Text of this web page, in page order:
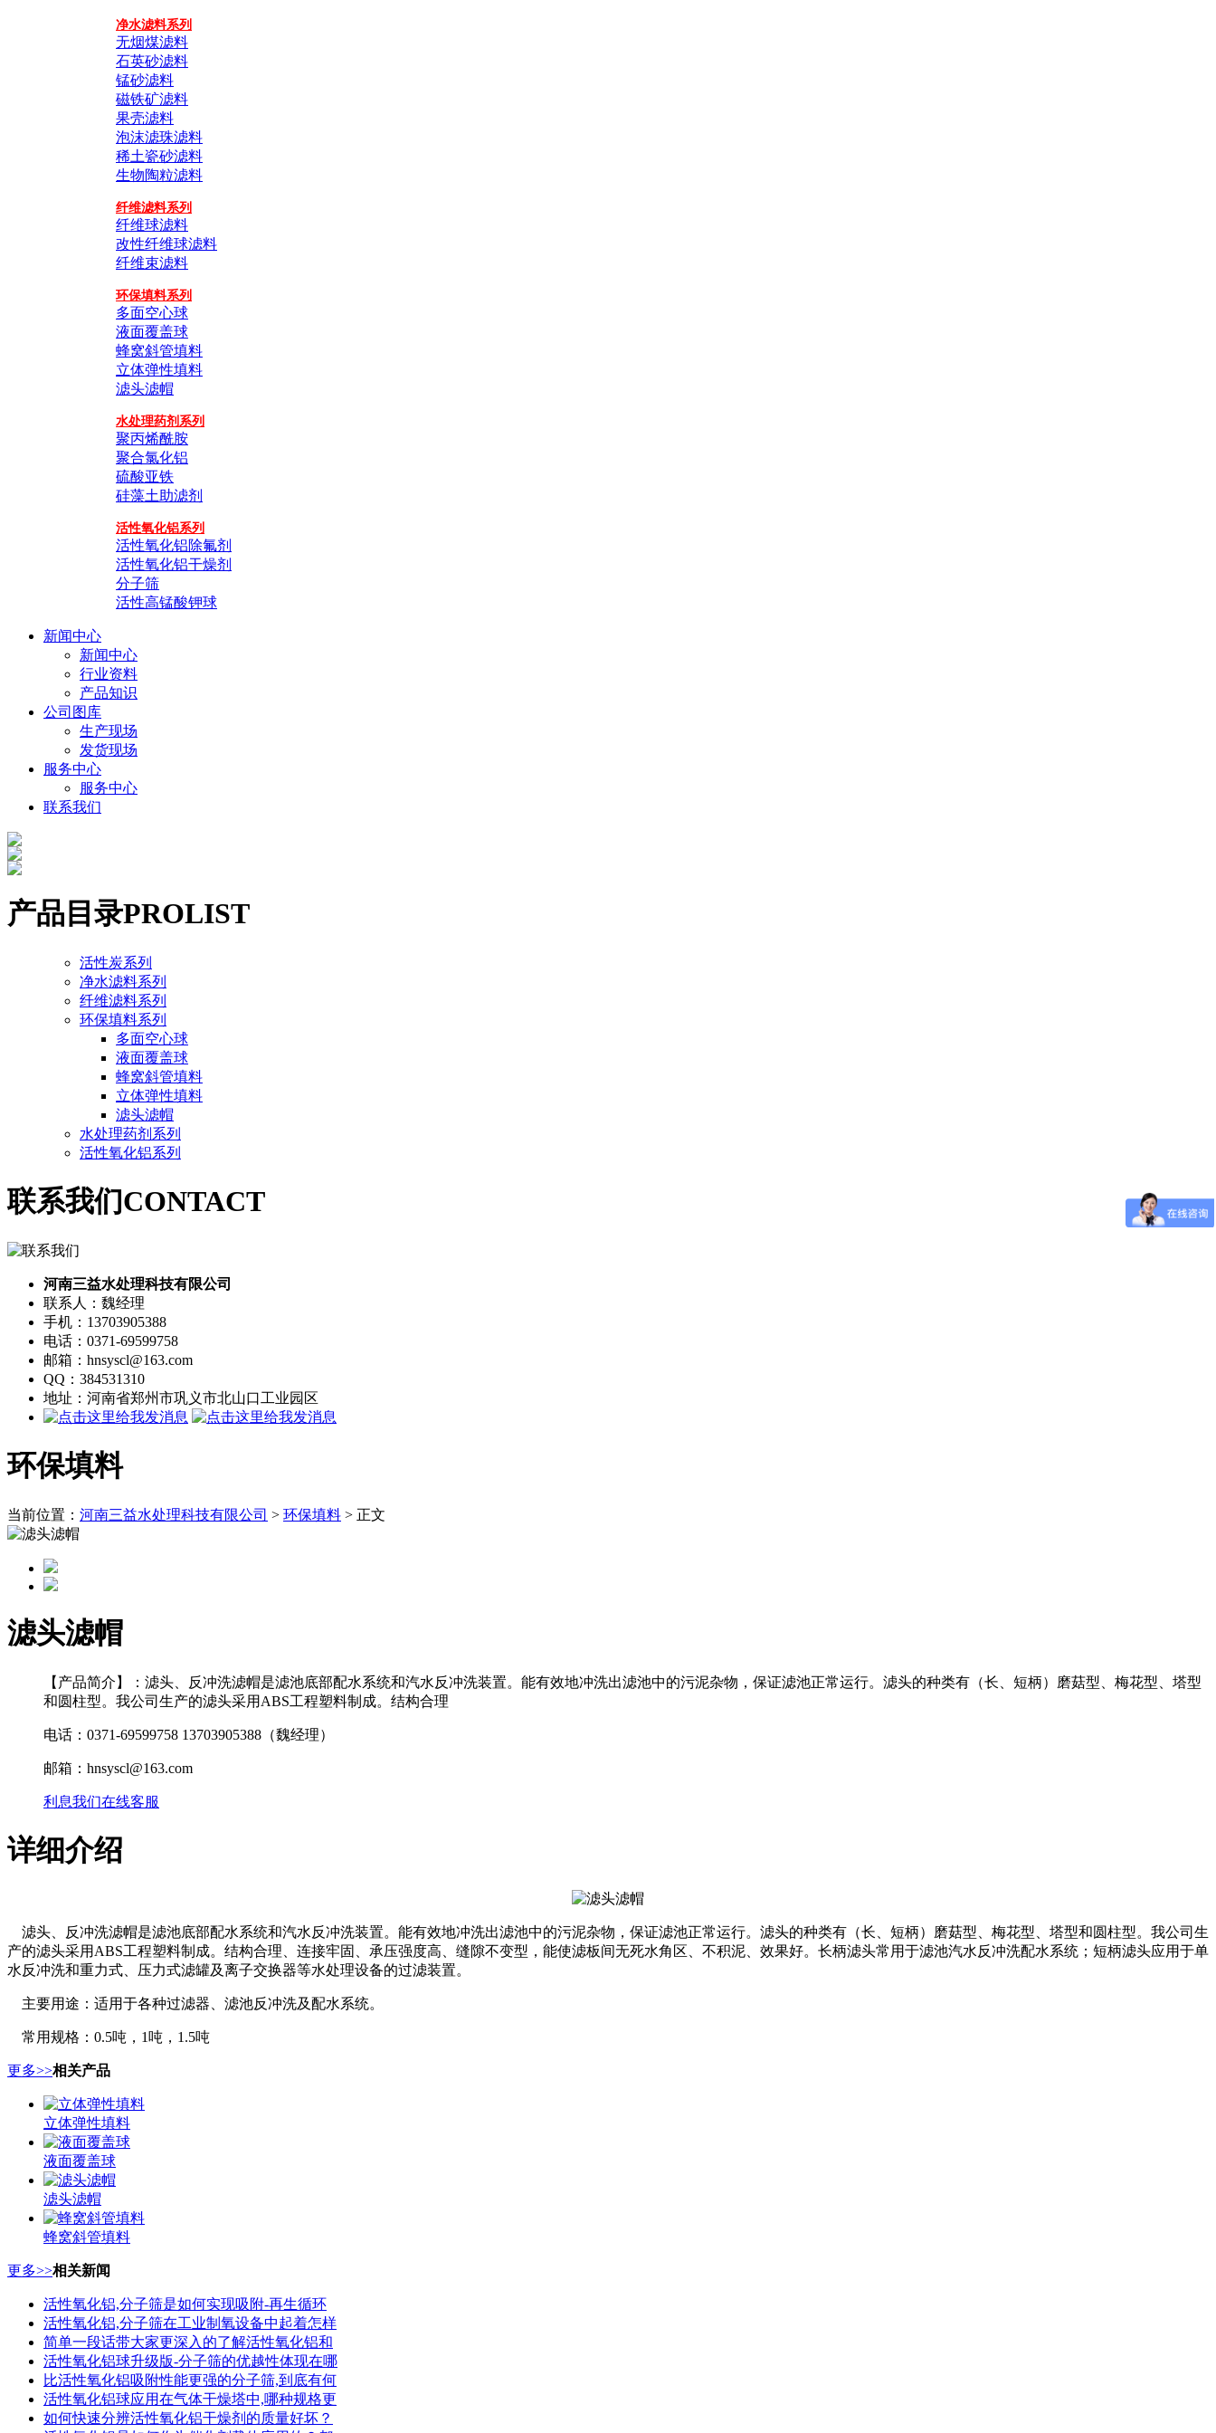
净水滤料系列
无烟煤滤料
石英砂滤料
锰砂滤料
磁铁矿滤料
果壳滤料
泡沫滤珠滤料
稀土瓷砂滤料
生物陶粒滤料
纤维滤料系列
纤维球滤料
改性纤维球滤料
纤维束滤料
环保填料系列
多面空心球
液面覆盖球
蜂窝斜管填料
立体弹性填料
滤头滤帽
水处理药剂系列
聚丙烯酰胺
聚合氯化铝
硫酸亚铁
硅藻土助滤剂
活性氧化铝系列
活性氧化铝除氟剂
活性氧化铝干燥剂
分子筛
活性高锰酸钾球
新闻中心
新闻中心
行业资料
产品知识
公司图库
生产现场
发货现场
服务中心
服务中心
联系我们
产品目录PROLIST
活性炭系列
净水滤料系列
纤维滤料系列
环保填料系列
多面空心球
液面覆盖球
蜂窝斜管填料
立体弹性填料
滤头滤帽
水处理药剂系列
活性氧化铝系列
联系我们CONTACT
河南三益水处理科技有限公司
联系人：魏经理
手机：13703905388
电话：0371-69599758
邮箱：hnsyscl@163.com
QQ：384531310
地址：河南省郑州市巩义市北山口工业园区
环保填料
当前位置： 河南三益水处理科技有限公司 > 环保填料 > 正文
滤头滤帽
【产品简介】：滤头、反冲洗滤帽是滤池底部配水系统和汽水反冲洗装置。能有效地冲洗出滤池中的污泥杂物，保证滤池正常运行。滤头的种类有（长、短柄）磨菇型、梅花型、塔型
和圆柱型。我公司生产的滤头采用ABS工程塑料制成。结构合理
电话：0371-69599758 13703905388（魏经理）
邮箱：hnsyscl@163.com
利息我们在线客服
详细介绍
滤头、反冲洗滤帽是滤池底部配水系统和汽水反冲洗装置。能有效地冲洗出滤池中的污泥杂物，保证滤池正常运行。滤头的种类有（长、短柄）磨菇型、梅花型、塔型和圆柱型。我公司生
产的滤头采用ABS工程塑料制成。结构合理、连接牢固、承压强度高、缝隙不变型，能使滤板间无死水角区、不积泥、效果好。长柄滤头常用于滤池汽水反冲洗配水系统；短柄滤头应用于单
水反冲洗和重力式、压力式滤罐及离子交换器等水处理设备的过滤装置。
主要用途：适用于各种过滤器、滤池反冲洗及配水系统。
常用规格：0.5吨，1吨，1.5吨
更多>>相关产品
立体弹性填料
液面覆盖球
滤头滤帽
蜂窝斜管填料
更多>>相关新闻
活性氧化铝,分子筛是如何实现吸附-再生循环
活性氧化铝,分子筛在工业制氧设备中起着怎样
简单一段话带大家更深入的了解活性氧化铝和
活性氧化铝球升级版-分子筛的优越性体现在哪
比活性氧化铝吸附性能更强的分子筛,到底有何
活性氧化铝球应用在气体干燥塔中,哪种规格更
如何快速分辨活性氧化铝干燥剂的质量好坏？